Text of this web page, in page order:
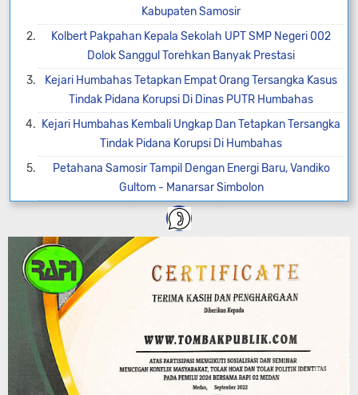
Kabupaten Samosir
Kolbert Pakpahan Kepala Sekolah UPT SMP Negeri 002
Dolok Sanggul Torehkan Banyak Prestasi
Kejari Humbahas Tetapkan Empat Orang Tersangka Kasus
Tindak Pidana Korupsi Di Dinas PUTR Humbahas
Kejari Humbahas Kembali Ungkap Dan Tetapkan Tersangka
Tindak Pidana Korupsi Di Humbahas
Petahana Samosir Tampil Dengan Energi Baru, Vandiko
Gultom - Manarsar Simbolon